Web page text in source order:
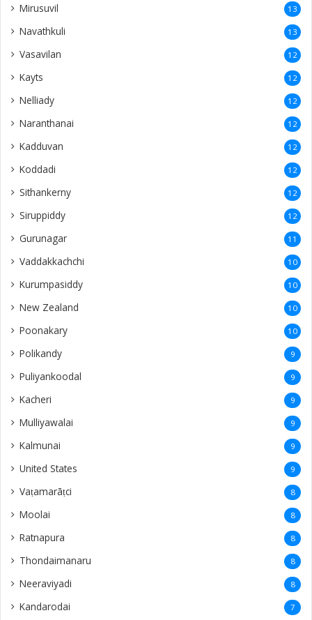
Mirusuvil 13
Navathkuli 13
Vasavilan 12
Kayts 12
Nelliady 12
Naranthanai 12
Kadduvan 12
Koddadi 12
Sithankerny 12
Siruppiddy 12
Gurunagar 11
Vaddakkachchi 10
Kurumpasiddy 10
New Zealand 10
Poonakary 10
Polikandy 9
Puliyankoodal 9
Kacheri 9
Mulliyawalai 9
Kalmunai 9
United States 9
Vaṭamarāṭci 8
Moolai 8
Ratnapura 8
Thondaimanaru 8
Neeraviyadi 8
Kandarodai 7